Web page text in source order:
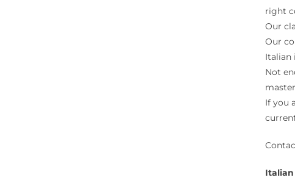
right
Our
Our
Italian
Not
If you
Italian